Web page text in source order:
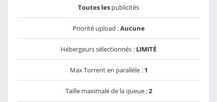
Toutes les publicités
Priorité upload :Aucune
Hébergeurs sélectionnés : LIMITÉ
Max Torrent en parallèle : 1
Taille maximale de la queue :2